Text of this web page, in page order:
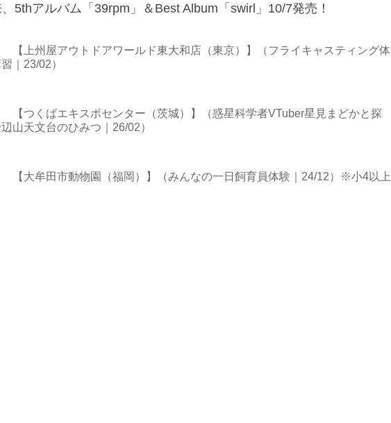
、5thアルバム「39rpm」＆Best Album「swirl」10/7発売！
上州屋アウトドアワールド東大和店（東京）】（フライキャスティング体
｜23/02）
つくばエキスポセンター（茨城）】（惑星科学者VTuber星見まどかと探
山天文台のひみつ｜26/02）
大牟田市動物園（福岡）】（みんなの一日飼育員体験｜24/12）※小4以上